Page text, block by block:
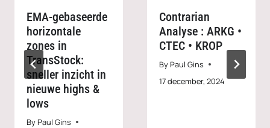
EMA-gebaseerde
horizontale
zones in
TransStock:
sneller inzicht in
nieuwe highs &
lows
ByPaul Gins
Contrarian
Analyse : ARKG •
CTEC • KROP
ByPaul Gins
17 december, 2024